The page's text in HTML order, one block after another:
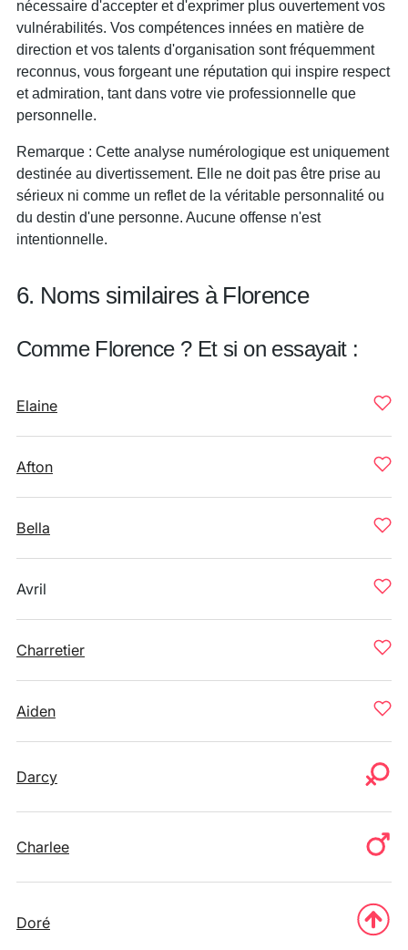
nécessaire d'accepter et d'exprimer plus ouvertement vos
vulnérabilités. Vos compétences innées en matière de
direction et vos talents d'organisation sont fréquemment
reconnus, vous forgeant une réputation qui inspire respect
et admiration, tant dans votre vie professionnelle que
personnelle.
Remarque : Cette analyse numérologique est uniquement
destinée au divertissement. Elle ne doit pas être prise au
sérieux ni comme un reflet de la véritable personnalité ou
du destin d'une personne. Aucune offense n'est
intentionnelle.
6. Noms similaires à Florence
Comme Florence ? Et si on essayait :
Elaine
Afton
Bella
Avril
Charretier
Aiden
Darcy
Charlee
Doré